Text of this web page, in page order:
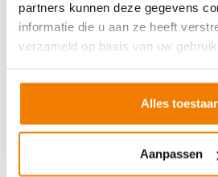
partners kunnen deze gegevens
informatie die u aan ze heeft
verzameld op basis van uw
Alles
Aanpassen
Veilig aanslaan van lasten
Veilig werken langs de weg
VCA andere taal
Prijs